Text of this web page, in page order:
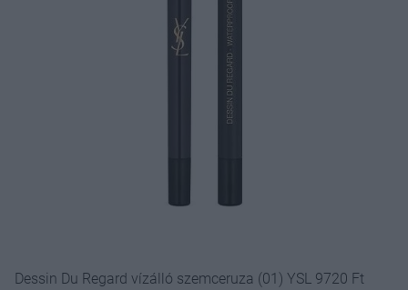
Dessin Du Regard vízálló szemceruza (01) YSL 9720 Ft